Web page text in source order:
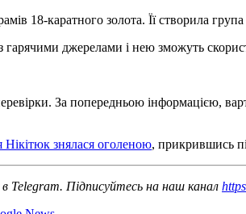
18-каратного золота. Її створила
гарячими джерелами і нею зможуть
За попередньою інформацією,
Нікітюк знялася оголеною, прикрившись
в Telegram. Підписуйтесь на наш канал